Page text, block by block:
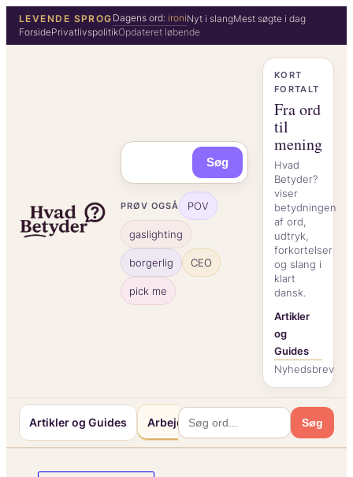
Spring
LEVENDE SPROG Dagens ord: ironiNyt i slangMest søgte i dag
ForsidePrivatlivspolitikOpdateret løbende
Søg
PRØV OGSÅ POV
gaslighting
borgerlig CEO
pick me
KORT
FORTALT
Fra ord
til
mening
Hvad
Betyder?
viser
betydningen
af ord,
udtryk,
forkortelser
og slang i
klart
dansk.
Artikler
og
Guides
Nyhedsbrev
Artikler og Guides Arbejde og Karriereliv Søg